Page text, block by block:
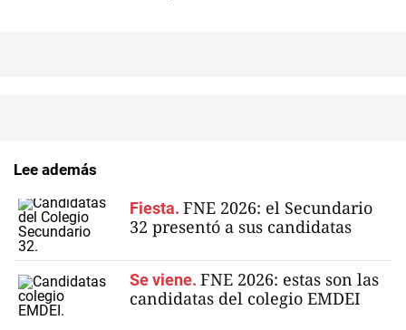
Lee además
Fiesta. FNE 2026: el Secundario
32 presentó a sus candidatas
Se viene. FNE 2026: estas son las
candidatas del colegio EMDEI